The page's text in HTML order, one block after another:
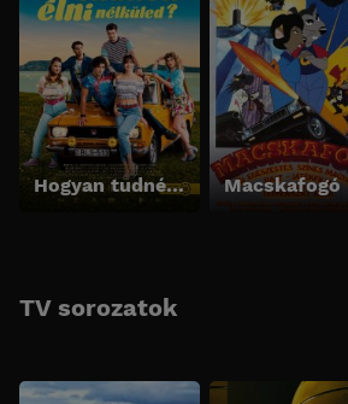
Hogyan tudnék élni nélküled? Macskafogó
TV sorozatok